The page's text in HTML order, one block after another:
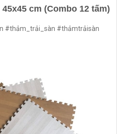
cm (Combo 12 tấm)
#thảm_trải_sàn #thảmtrảisàn